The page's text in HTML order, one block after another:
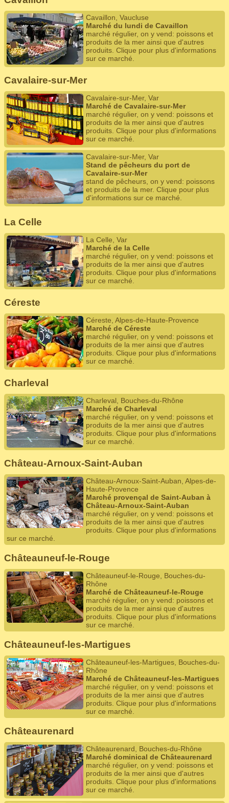
Cavaillon, Vaucluse
Marché du lundi de Cavaillon
marché régulier, on y vend: poissons et
produits de la mer ainsi que d'autres
produits. Clique pour plus d'informations
sur ce marché.
Cavalaire-sur-Mer
Cavalaire-sur-Mer, Var
Marché de Cavalaire-sur-Mer
marché régulier, on y vend: poissons et
produits de la mer ainsi que d'autres
produits. Clique pour plus d'informations
sur ce marché.
Cavalaire-sur-Mer, Var
Stand de pêcheurs du port de
Cavalaire-sur-Mer
stand de pêcheurs, on y vend: poissons
et produits de la mer. Clique pour plus
d'informations sur ce marché.
La Celle
La Celle, Var
Marché de la Celle
marché régulier, on y vend: poissons et
produits de la mer ainsi que d'autres
produits. Clique pour plus d'informations
sur ce marché.
Céreste
Céreste, Alpes-de-Haute-Provence
Marché de Céreste
marché régulier, on y vend: poissons et
produits de la mer ainsi que d'autres
produits. Clique pour plus d'informations
sur ce marché.
Charleval
Charleval, Bouches-du-Rhône
Marché de Charleval
marché régulier, on y vend: poissons et
produits de la mer ainsi que d'autres
produits. Clique pour plus d'informations
sur ce marché.
Château-Arnoux-Saint-Auban
Château-Arnoux-Saint-Auban, Alpes-de-
Haute-Provence
Marché provençal de Saint-Auban à
Château-Arnoux-Saint-Auban
marché régulier, on y vend: poissons et
produits de la mer ainsi que d'autres
produits. Clique pour plus d'informations
sur ce marché.
Châteauneuf-le-Rouge
Châteauneuf-le-Rouge, Bouches-du-
Rhône
Marché de Châteauneuf-le-Rouge
marché régulier, on y vend: poissons et
produits de la mer ainsi que d'autres
produits. Clique pour plus d'informations
sur ce marché.
Châteauneuf-les-Martigues
Châteauneuf-les-Martigues, Bouches-du-
Rhône
Marché de Châteauneuf-les-Martigues
marché régulier, on y vend: poissons et
produits de la mer ainsi que d'autres
produits. Clique pour plus d'informations
sur ce marché.
Châteaurenard
Châteaurenard, Bouches-du-Rhône
Marché dominical de Châteaurenard
marché régulier, on y vend: poissons et
produits de la mer ainsi que d'autres
produits. Clique pour plus d'informations
sur ce marché.